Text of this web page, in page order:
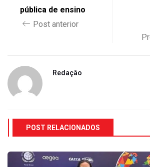
pública de ensino
Post anterior
Redação
POST RELACIONADOS